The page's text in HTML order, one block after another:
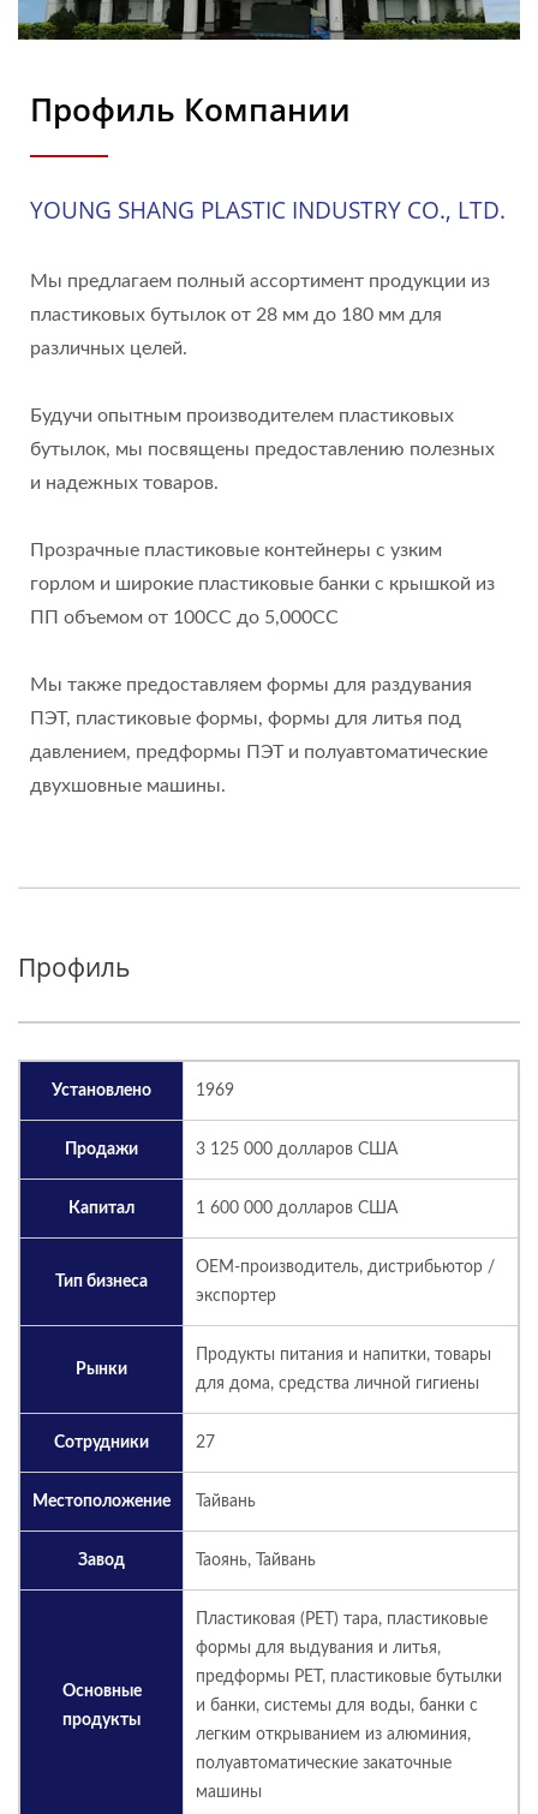
Профиль Компании
YOUNG SHANG PLASTIC INDUSTRY CO., LTD.
Мы предлагаем полный ассортимент продукции из
пластиковых бутылок от 28 мм до 180 мм для
различных целей.
Будучи опытным производителем пластиковых
бутылок, мы посвящены предоставлению полезных
и надежных товаров.
Прозрачные пластиковые контейнеры с узким
горлом и широкие пластиковые банки с крышкой из
ПП объемом от 100CC до 5,000CC
Мы также предоставляем формы для раздувания
ПЭТ, пластиковые формы, формы для литья под
давлением, предформы ПЭТ и полуавтоматические
двухшовные машины.
Профиль
Установлено 1969
Продажи 3 125 000 долларов США
Капитал 1 600 000 долларов США
Тип бизнеса
ОЕМ-производитель, дистрибьютор /
экспортер
Рынки
Продукты питания и напитки, товары
для дома, средства личной гигиены
Сотрудники 27
Местоположение Тайвань
Завод Таоянь, Тайвань
Основные
продукты
Пластиковая (PET) тара, пластиковые
формы для выдувания и литья,
предформы PET, пластиковые бутылки
и банки, системы для воды, банки с
легким открыванием из алюминия,
полуавтоматические закаточные
машины